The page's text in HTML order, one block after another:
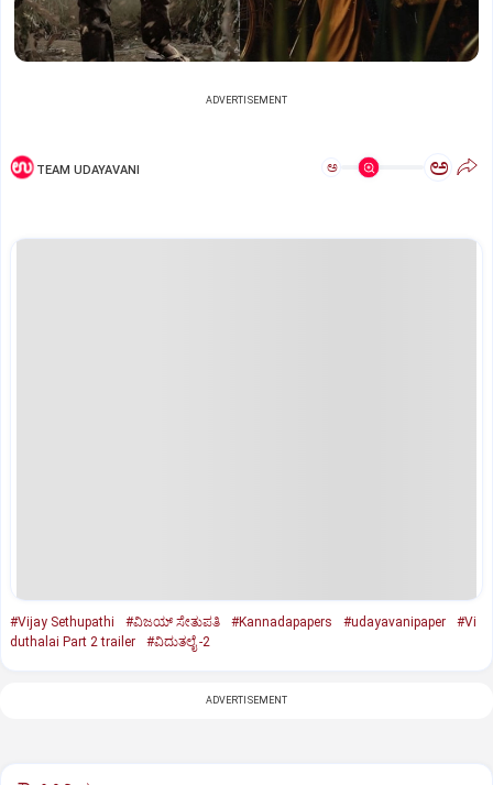
ADVERTISEMENT
TEAM UDAYAVANI ಅ ಅ
#Vijay Sethupathi #ವಿಜಯ್ ಸೇತುಪತಿ #Kannadapapers #udayavanipaper
#Vi
duthalai Part 2 trailer
#ವಿದುತಲೈ -2
ADVERTISEMENT